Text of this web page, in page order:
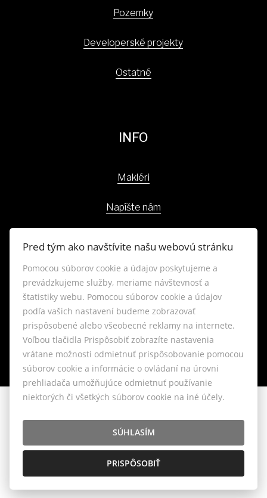
Pozemky
Developerské projekty
Ostatné
INFO
Makléri
Napíšte nám
Blog
Lokality
Nastavenie cookies
Belániková 6, Bratislava 841 04, E-mail: info@liviante.sk
Pred tým ako navštívite našu webovú stránku
Pomocou súborov cookie a údajov poskytujeme a
prevádzkujeme služby, meriame návštevnosť a
štatistiky webu. Pomocou súborov cookie a údajov
podľa vašich nastavení budeme zobrazovať
prispôsobené alebo všeobecné reklamy na internete.
Voľbou tlačidla Prispôsobiť zobrazíte nastavenia
vrátane možnosti odmietnuť prispôsobovanie pomocou
súborov cookie a informácie o ovládaní na úrovni
prehliadača umožňujúce odmietnuť používanie
niektorých či všetkých súborov cookie na iné účely.
SÚHLASÍM
PRISPÔSOBIŤ